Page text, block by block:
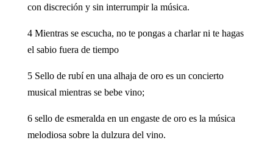
con discreción y sin interrumpir la música.
4 Mientras se escucha, no te pongas a charlar ni te hagas
el sabio fuera de tiempo
5 Sello de rubí en una alhaja de oro es un concierto
musical mientras se bebe vino;
6 sello de esmeralda en un engaste de oro es la música
melodiosa sobre la dulzura del vino.